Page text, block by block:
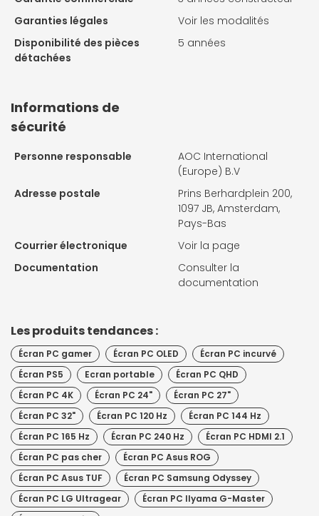
Garanties légales
Voir les modalités
Disponibilité des pièces
détachées
5 années
Informations de
sécurité
Personne responsable
AOC International
(Europe) B.V
Adresse postale
Prins Berhardplein 200,
1097 JB, Amsterdam,
Pays-Bas
Courrier électronique
Voir la page
Documentation
Consulter la
documentation
Les produits tendances :
Écran PC gamer Écran PC OLED
Écran PC incurvé
Écran PS5
Ecran portable
Écran PC QHD
Écran PC 4K
Écran PC 24"
Écran PC 27"
Écran PC 32"
Écran PC 120 Hz
Écran PC 144 Hz
Écran PC 165 Hz
Écran PC 240 Hz
Écran PC HDMI 2.1
Écran PC pas cher
Écran PC Asus ROG
Écran PC Asus TUF
Écran PC Samsung Odyssey
Écran PC LG Ultragear
Écran PC IIyama G-Master